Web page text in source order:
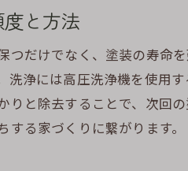
定期
長期
静岡で外
美観
と方法
つだけでなく、塗装の寿命
洗浄には高圧洗浄機を使用
りと除去することで、次回
る家づくりに繋がります。